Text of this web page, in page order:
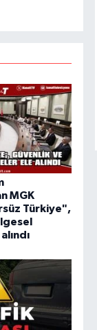
MGK
Türkiye",